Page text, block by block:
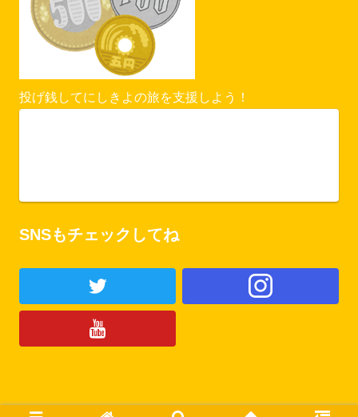
投げ銭してにしきよの旅を支援しよう！
SNSもチェックしてね